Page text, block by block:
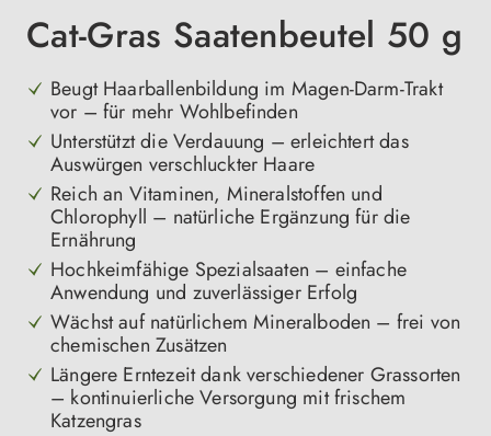
Cat-Gras Saatenbeutel 50 g
Beugt Haarballenbildung im Magen-Darm-Trakt
vor – für mehr Wohlbefinden
Unterstützt die Verdauung – erleichtert das
Auswürgen verschluckter Haare
Reich an Vitaminen, Mineralstoffen und
Chlorophyll – natürliche Ergänzung für die
Ernährung
Hochkeimfähige Spezialsaaten – einfache
Anwendung und zuverlässiger Erfolg
Wächst auf natürlichem Mineralboden – frei von
chemischen Zusätzen
Längere Erntezeit dank verschiedener Grassorten
– kontinuierliche Versorgung mit frischem
Katzengras